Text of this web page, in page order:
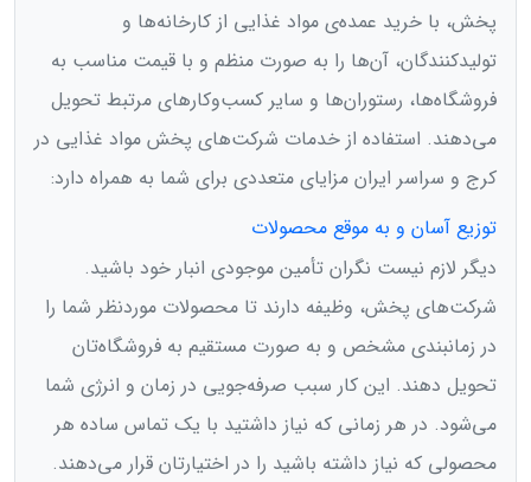
پخش، با خرید عمده‌ی مواد غذایی از کارخانه‌ها و
تولیدکنندگان، آن‌ها را به صورت منظم و با قیمت مناسب به
فروشگاه‌ها، رستوران‌ها و سایر کسب‌وکارهای مرتبط تحویل
می‌دهند. استفاده از خدمات شرکت‌های پخش مواد غذایی در
کرج و سراسر ایران مزایای متعددی برای شما به همراه دارد:
توزیع آسان و به موقع محصولات
دیگر لازم نیست نگران تأمین موجودی انبار خود باشید.
شرکت‌های پخش، وظیفه دارند تا محصولات موردنظر شما را
در زمانبندی مشخص و به صورت مستقیم به فروشگاه‌تان
تحویل دهند. این کار سبب صرفه‌جویی در زمان و انرژی شما
می‌شود. در هر زمانی که نیاز داشتید با یک تماس ساده هر
محصولی که نیاز داشته باشید را در اختیارتان قرار می‌دهند.